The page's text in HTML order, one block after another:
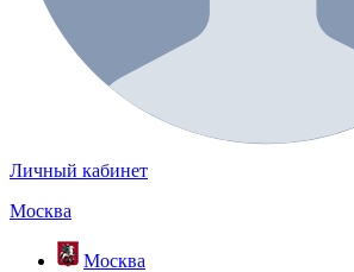
Личный кабинет
Москва
Москва